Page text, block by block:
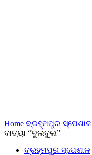
Home ବ୍ରହ୍ମପୁର ସ୍ପେଶାଳ
ବାତ୍ୟା “ବୁଲବୁଲ”
ବ୍ରହ୍ମପୁର ସ୍ପେଶାଳ